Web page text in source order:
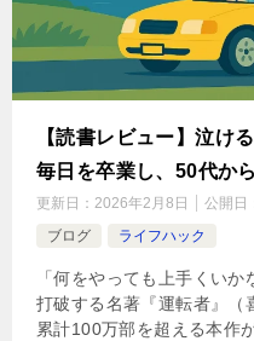
【読書レビュー】泣け
毎日を卒業し、50代か
更新日： 2026年2月8日 公開日
ブログ
ライフハック
「何をやっても上手くい
打破する名著『運転者』（
累計100万部を超える本作